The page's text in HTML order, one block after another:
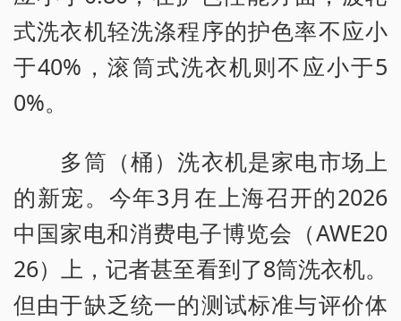
式洗衣机轻洗涤程序的护色率不应小
于40%，滚筒式洗衣机则不应小于5
0%。
多筒（桶）洗衣机是家电市场上
的新宠。今年3月在上海召开的2026
中国家电和消费电子博览会（AWE20
26）上，记者甚至看到了8筒洗衣机。
但由于缺乏统一的测试标准与评价体